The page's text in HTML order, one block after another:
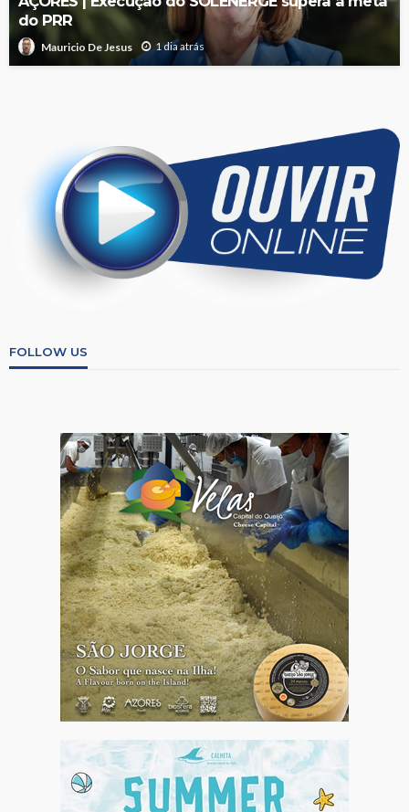
do PRR
Mauricio De Jesus 1 dia atrás
FOLLOW US